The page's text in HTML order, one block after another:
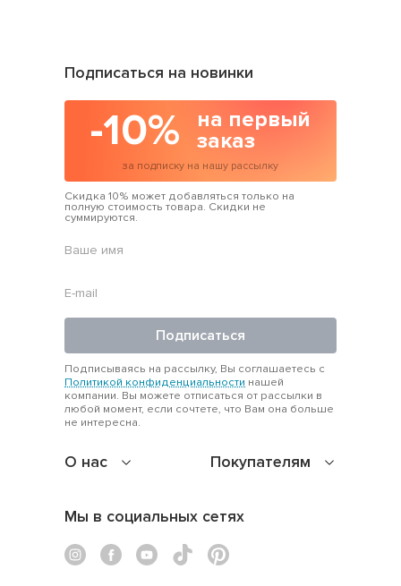
О нас Покупателям
Подписаться на новинки
-10%
на первый
заказ
за подписку на нашу рассылку
Скидка 10% может добавляться только на
полную стоимость товара. Скидки не
суммируются.
Подписаться
Подписываясь на рассылку, Вы соглашаетесь с
Политикой конфиденциальности нашей
компании. Вы можете отписаться от рассылки в
любой момент, если сочтете, что Вам она больше
не интересна.
Мы в социальных сетях